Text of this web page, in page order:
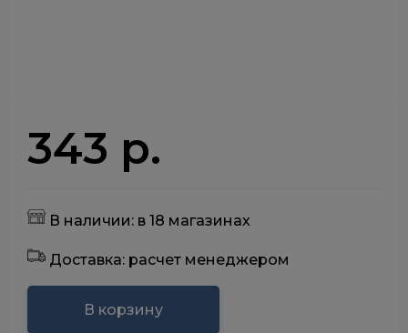
343 р.
В наличии: в 18 магазинах
Доставка: расчет менеджером
В корзину